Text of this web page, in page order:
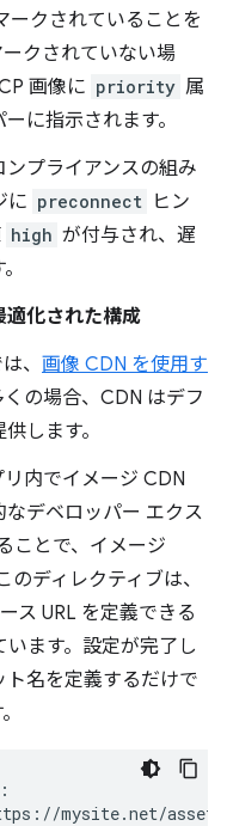
ークされていることを
ークされていない場
画像に priority 属
に指示されます。
プライアンスの組み
に preconnect ヒン
high が付与され、遅
適化された構成
、 画像 CDN を使用す
の場合、CDN はデフ
します。
内でイメージ CDN
デベロッパー エクス
ことで、イメージ
ディレクティブは、
ス URL を定義できる
ます。設定が完了し
名を定義するだけで
mysite.net/